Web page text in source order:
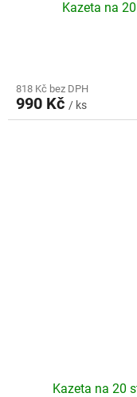
Kazeta na
818 Kč bez DPH
990 Kč / ks
Kazeta na 20